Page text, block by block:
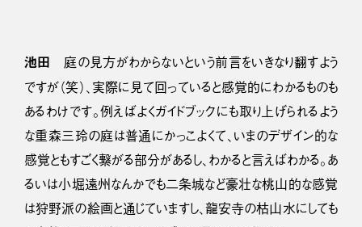
池田 庭の見方がわからないという前言をいきなり翻すよう
ですが（笑）、実際に見て回っていると感覚的にわかるものも
あるわけです。例えばよくガイドブックにも取り上げられるよう
な重森三玲の庭は普通にかっこよくて、いまのデザイン的な
感覚ともすごく繋がる部分があるし、わかると言えばわかる。あ
るいは小堀遠州なんかでも二条城など豪壮な桃山的な感覚
は狩野派の絵画と通じていますし、龍安寺の枯山水にしても